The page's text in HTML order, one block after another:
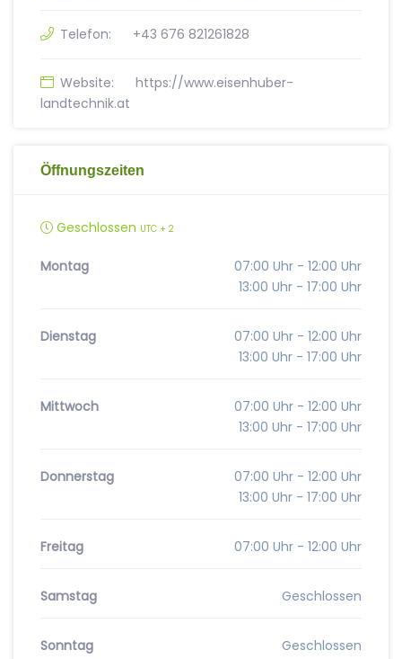
Telefon: +43 676 821261828
Website:
https://www.eisenhuber-
landtechnik.at
Öffnungszeiten
Geschlossen UTC + 2
Montag
07:00 Uhr - 12:00 Uhr
13:00 Uhr - 17:00 Uhr
Dienstag
07:00 Uhr - 12:00 Uhr
13:00 Uhr - 17:00 Uhr
Mittwoch
07:00 Uhr - 12:00 Uhr
13:00 Uhr - 17:00 Uhr
Donnerstag
07:00 Uhr - 12:00 Uhr
13:00 Uhr - 17:00 Uhr
Freitag 07:00 Uhr - 12:00 Uhr
Samstag Geschlossen
Sonntag Geschlossen